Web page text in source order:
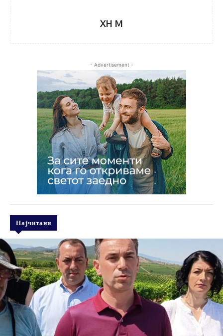
XH M
- Advertisement -
Најчитани